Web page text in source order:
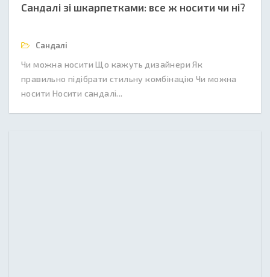
Сандалі зі шкарпетками: все ж носити чи ні?
Сандалі
Чи можна носити Що кажуть дизайнери Як
правильно підібрати стильну комбінацію Чи можна
носити Носити сандалі...